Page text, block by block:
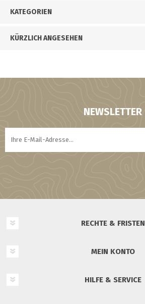
KATEGORIEN
KÜRZLICH ANGESEHEN
NEWSLETTER
RECHTE & FRISTEN
MEIN KONTO
HILFE & SERVICE